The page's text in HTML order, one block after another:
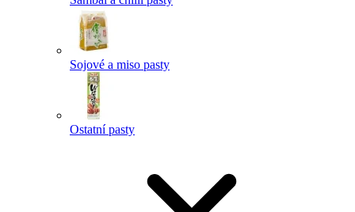
Sojové a miso pasty
Ostatní pasty